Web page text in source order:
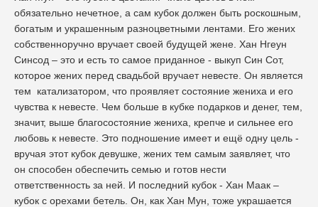
обязательно нечетное, а сам кубок должен быть роскошным,
богатым и украшенным разноцветными лентами. Его жених
собственноручно вручает своей будущей жене. Хан Нгеун
Синсод – это и есть то самое приданное - выкуп Син Сот,
которое жених перед свадьбой вручает невесте. Он является
тем катализатором, что проявляет состояние жениха и его
чувства к невесте. Чем больше в кубке подарков и денег, тем,
значит, выше благосостояние жениха, крепче и сильнее его
любовь к невесте. Это подношение имеет и ещё одну цель -
вручая этот кубок девушке, жених тем самым заявляет, что
он способен обеспечить семью и готов нести
ответственность за ней. И последний кубок - Хан Маак –
кубок с орехами бетель. Он, как Хан Мун, тоже украшается